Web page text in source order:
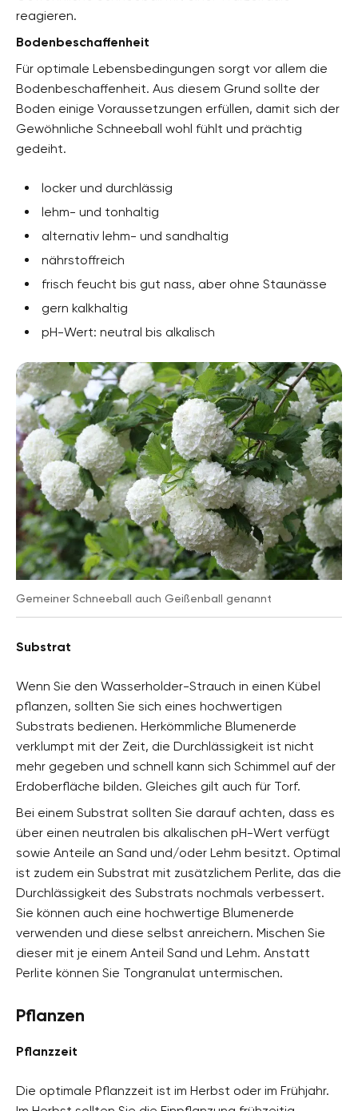
reagieren.
Bodenbeschaffenheit
Für optimale Lebensbedingungen sorgt vor allem die
Bodenbeschaffenheit. Aus diesem Grund sollte der
Boden einige Voraussetzungen erfüllen, damit sich der
Gewöhnliche Schneeball wohl fühlt und prächtig
gedeiht.
locker und durchlässig
lehm- und tonhaltig
alternativ lehm- und sandhaltig
nährstoffreich
frisch feucht bis gut nass, aber ohne Staunässe
gern kalkhaltig
pH-Wert: neutral bis alkalisch
Gemeiner Schneeball auch Geißenball genannt
Substrat
Wenn Sie den Wasserholder-Strauch in einen Kübel
pflanzen, sollten Sie sich eines hochwertigen
Substrats bedienen. Herkömmliche Blumenerde
verklumpt mit der Zeit, die Durchlässigkeit ist nicht
mehr gegeben und schnell kann sich Schimmel auf der
Erdoberfläche bilden. Gleiches gilt auch für Torf.
Bei einem Substrat sollten Sie darauf achten, dass es
über einen neutralen bis alkalischen pH-Wert verfügt
sowie Anteile an Sand und/oder Lehm besitzt. Optimal
ist zudem ein Substrat mit zusätzlichem Perlite, das die
Durchlässigkeit des Substrats nochmals verbessert.
Sie können auch eine hochwertige Blumenerde
verwenden und diese selbst anreichern. Mischen Sie
dieser mit je einem Anteil Sand und Lehm. Anstatt
Perlite können Sie Tongranulat untermischen.
Pflanzen
Pflanzzeit
Die optimale Pflanzzeit ist im Herbst oder im Frühjahr.